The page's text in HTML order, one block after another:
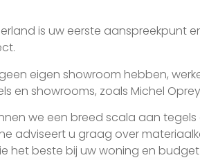
is uw eerste aanspreekpunt
eigen showroom hebben,
en showrooms, zoals Michel
we een breed scala aan
adviseert u graag over
het beste bij uw woning en